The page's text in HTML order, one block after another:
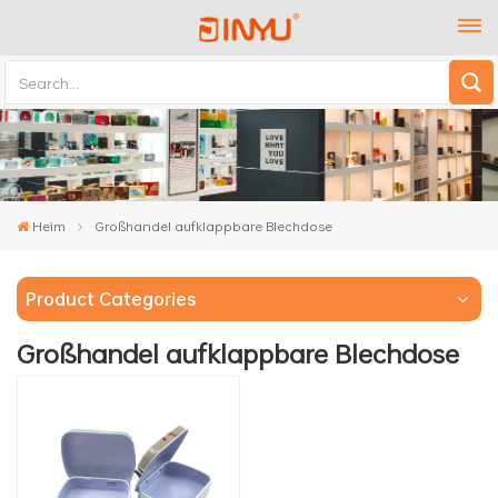
Heim Großhandel aufklappbare Blechdose
Product Categories
Großhandel aufklappbare Blechdose